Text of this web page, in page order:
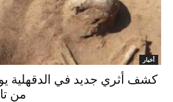
أخبار
كشف أثري جديد في الدقهلية
من